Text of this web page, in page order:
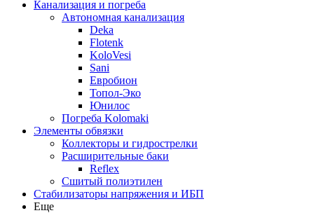
Канализация и погреба
Автономная канализация
Deka
Flotenk
KoloVesi
Sani
Евробион
Топол-Эко
Юнилос
Погреба Kolomaki
Элементы обвязки
Коллекторы и гидрострелки
Расширительные баки
Reflex
Сшитый полиэтилен
Стабилизаторы напряжения и ИБП
Еще